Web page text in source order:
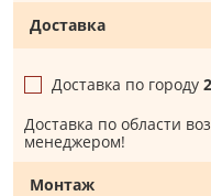
Доставка
Доставка по городу
Доставка по области
менеджером!
Монтаж